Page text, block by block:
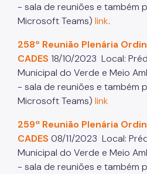
Inventário de GEE
COMFROTA-SP
Planos
Mata Atlântica
Arborização Urbana
Áreas Protegidas, Áreas
Plano de Ação Climática
- sala de reuniões e também
Microsoft Teams) link.
258º Reunião Plenária
CADES 18/10/2023 Local:
Municipal do Verde e Meio
- sala de reuniões e também
Microsoft Teams) link
259ª Reunião Plenária
CADES 08/11/2023 Local:
Municipal do Verde e Meio
- sala de reuniões e também